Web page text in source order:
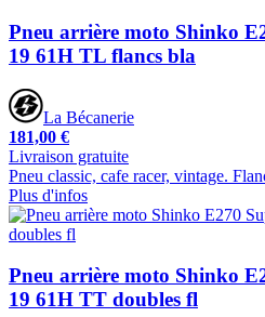
Pneu arrière moto Shinko
19 61H TL flancs bla
La Bécanerie
181,00 €
Livraison gratuite
Pneu classic, cafe racer, vintage.
Plus d'infos
Pneu arrière moto Shinko
19 61H TT doubles fl